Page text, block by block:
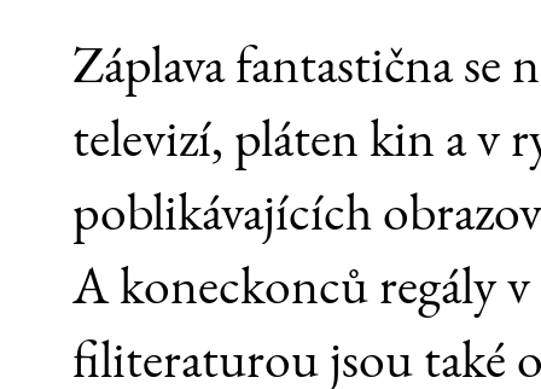
Záplava fantastična se
televizí, pláten kin a v
poblikávajících
A koneckonců regály
filiteraturou jsou také